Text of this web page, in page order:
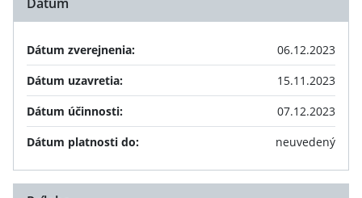
Dátum zverejnenia:
06.12.2023
Dátum uzavretia:
15.11.2023
Dátum účinnosti:
07.12.2023
Dátum platnosti do:
neuvedený